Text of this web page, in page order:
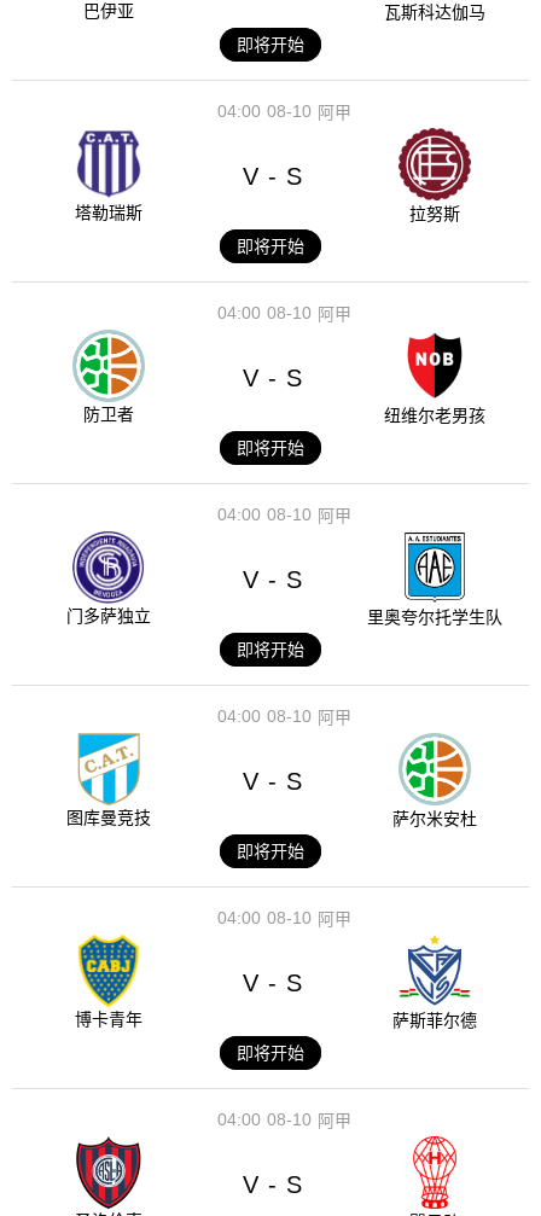
巴伊亚
瓦斯科达伽马
即将开始
08-10
04:00 阿甲
塔勒瑞斯
V - S
拉努斯
即将开始
08-10
04:00 阿甲
防卫者
V - S
纽维尔老男孩
即将开始
08-10
04:00 阿甲
门多萨独立
V - S
里奥夸尔托学生队
即将开始
08-10
04:00 阿甲
图库曼竞技
V - S
萨尔米安杜
即将开始
08-10
04:00 阿甲
博卡青年
V - S
萨斯菲尔德
即将开始
08-10
04:00 阿甲
V - S